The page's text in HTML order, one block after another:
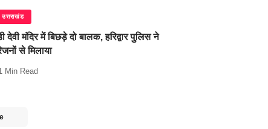
उत्तराखंड
देवी मंदिर में बिछड़े दो बालक, हरिद्वार पुलिस ने
से मिलाया
Min Read